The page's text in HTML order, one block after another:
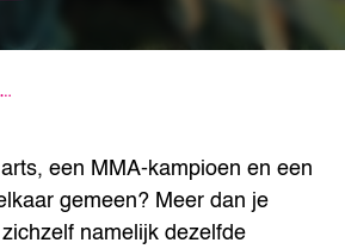
een MMA-kampioen en een
gemeen? Meer dan je
namelijk dezelfde